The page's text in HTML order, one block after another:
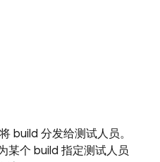
build 分发给测试人员。
某个 build 指定测试人员